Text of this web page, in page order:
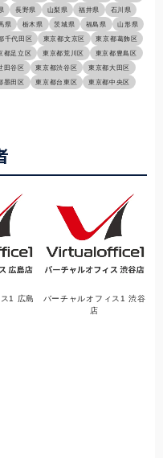
長野県 山梨県 福井県
石川県
県 栃木県 茨城県 福島県
山形県
千代田区 東京都文京区
東京都葛飾区
都足立区 東京都荒川区
東京都豊島区
田谷区 東京都渋谷区
東京都大田区
墨田区 東京都台東区
東京都中央区
1 広島
バーチャルオフィス1 渋谷
店